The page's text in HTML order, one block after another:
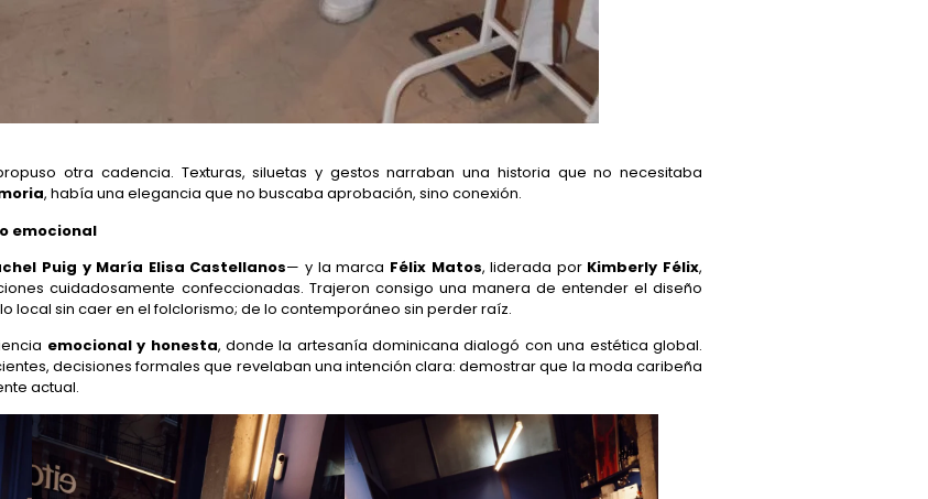
otra cadencia. Texturas, siluetas y gestos narraban una historia que no necesitaba
, había una elegancia que no buscaba aprobación, sino conexión.
emocional
Puig y María Elisa Castellanos— y la marca Félix Matos, liderada por Kimberly Félix,
cuidadosamente confeccionadas. Trajeron consigo una manera de entender el diseño
local sin caer en el folclorismo; de lo contemporáneo sin perder raíz.
emocional y honesta, donde la artesanía dominicana dialogó con una estética global.
decisiones formales que revelaban una intención clara: demostrar que la moda caribeña
actual.